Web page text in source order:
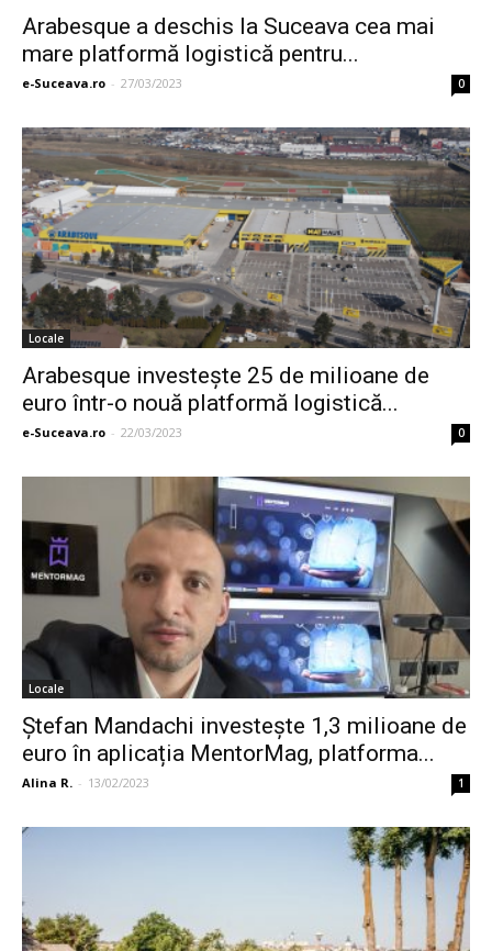
Arabesque a deschis la Suceava cea mai
mare platformă logistică pentru...
e-Suceava.ro - 27/03/2023 0
Locale
Arabesque investeşte 25 de milioane de
euro într-o nouă platformă logistică...
e-Suceava.ro - 22/03/2023 0
Locale
Ștefan Mandachi investește 1,3 milioane de
euro în aplicația MentorMag, platforma...
Alina R. - 13/02/2023 1